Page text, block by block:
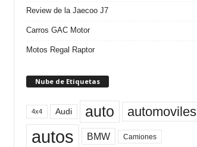
Review de la Jaecoo J7
Carros GAC Motor
Motos Regal Raptor
Nube de Etiquetas
4x4 Audi auto automoviles
autos BMW Camiones